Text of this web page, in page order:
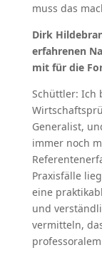
muss das
Dirk
erfahrenen
mit für die
Schüttler: Ich
Generalist,
immer noch
Praxisfälle
eine
und
vermitteln,